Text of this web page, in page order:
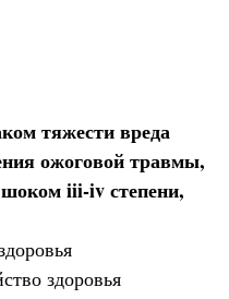
тяжести вреда
ожоговой травмы,
iii-iv степени,
здоровья